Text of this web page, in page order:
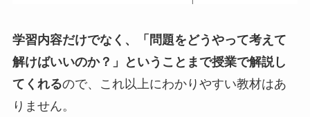
学習内容だけでなく、「問題をどうやって考えて
解けばいいのか？」ということまで授業で解説し
てくれるので、これ以上にわかりやすい教材はあ
りません。